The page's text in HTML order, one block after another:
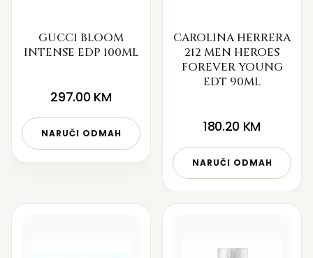
GUCCI BLOOM
INTENSE EDP 100ML
297.00 KM
NARUČI ODMAH
CAROLINA HERRERA
212 MEN HEROES
FOREVER YOUNG
EDT 90ML
180.20 KM
NARUČI ODMAH